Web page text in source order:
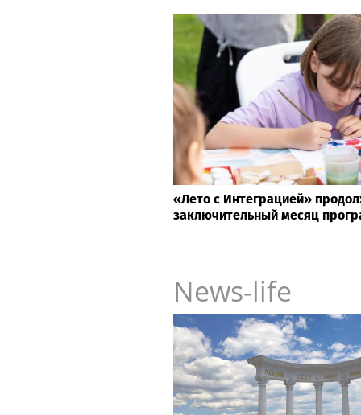
«Лето с Интеграцией»
заключительный месяц
News-life